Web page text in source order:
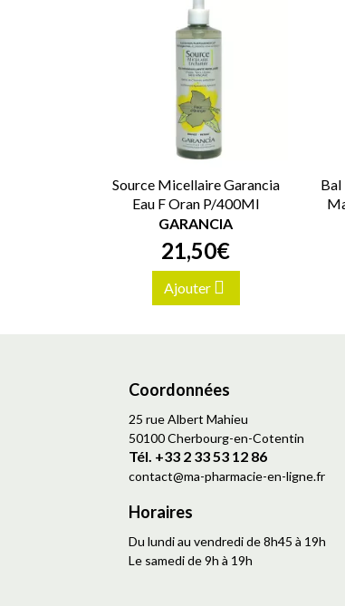
Source Micellaire Garancia
Eau F Oran P/400Ml
GARANCIA
21,50€
Ajouter
Bal
Coordonnées
25 rue Albert Mahieu
50100 Cherbourg-en-Cotentin
Tél. +33 2 33 53 12 86
contact@ma-pharmacie-en-ligne.fr
Horaires
Du lundi au vendredi de 8h45 à 19h
Le samedi de 9h à 19h